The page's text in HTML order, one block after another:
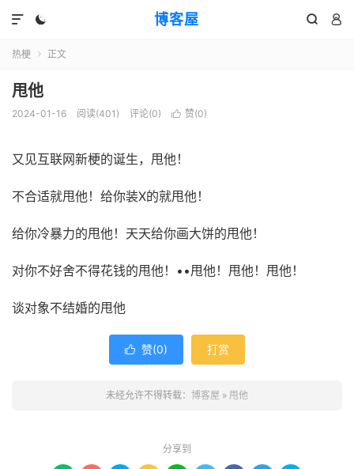
博客屋
  

热梗  正文
甩他
2024-01-16 阅读(401) 评论(0)  赞(0)
又见互联网新梗的诞生，甩他！
不合适就甩他！给你装X的就甩他！
给你冷暴力的甩他！天天给你画大饼的甩他！
对你不好舍不得花钱的甩他！••甩他！甩他！甩他！
谈对象不结婚的甩他
 赞(0) 打赏
未经允许不得转载： 博客屋 » 甩他
分享到